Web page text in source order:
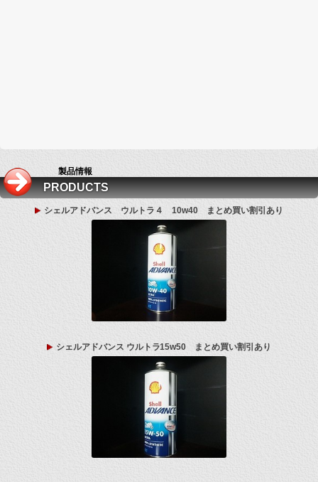
製品情報
PRODUCTS
シェルアドバンス ウルトラ４ 10w40 まとめ買い割引あり
シェルアドバンス ウルトラ15w50 まとめ買い割引あり